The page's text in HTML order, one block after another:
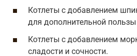
Котлеты с добавлением
для дополнительной пользы
Котлеты с добавлением
сладости и сочности.